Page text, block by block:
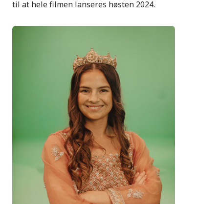
til at hele filmen lanseres høsten 2024.